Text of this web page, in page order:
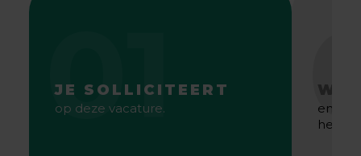
01
JE SOLLICITEERT
op deze vacature.
en
het